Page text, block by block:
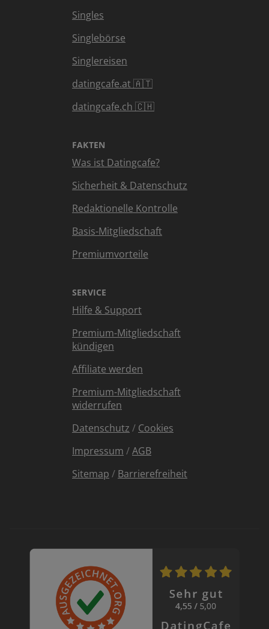
Singles
Singlebörse
Singlereisen
datingcafe.at 🇦🇹
datingcafe.ch 🇨🇭
FAKTEN
Was ist Datingcafe?
Sicherheit & Datenschutz
Redaktionelle Kontrolle
Basis-Mitgliedschaft
Premiumvorteile
SERVICE
Hilfe & Support
Premium-Mitgliedschaft
kündigen
Affiliate werden
Premium-Mitgliedschaft
widerrufen
Datenschutz / Cookies
Impressum /AGB
Sitemap / Barrierefreiheit